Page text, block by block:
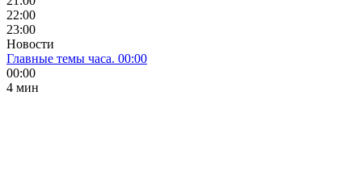
22:00
23:00
Новости
Главные темы часа. 00:00
00:00
4 мин